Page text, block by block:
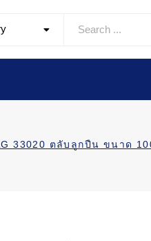
33020 ตลับลูกปืน ขนาด